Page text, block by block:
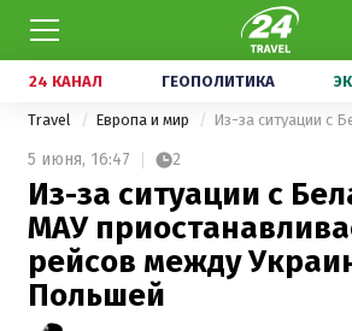
24 КАНАЛ ГЕОПОЛИТИКА
Travel Европа и мир
5 июня, 16:47 2
Из-за ситуации с
МАУ
рейсов между
Польшей